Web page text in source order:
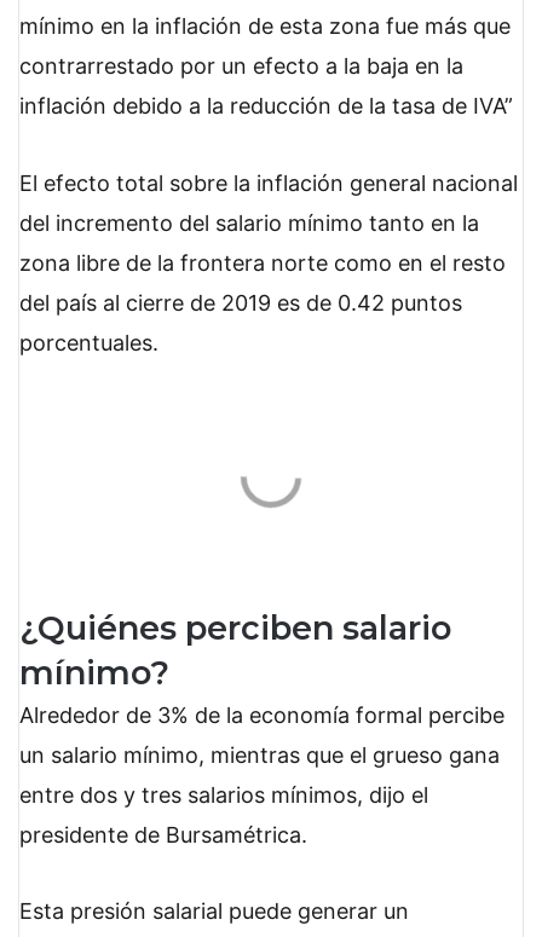
mínimo en la inflación de esta zona fue más que
contrarrestado por un efecto a la baja en la
inflación debido a la reducción de la tasa de IVA
El efecto total sobre la inflación general nacional
del incremento del salario mínimo tanto en la
zona libre de la frontera norte como en el resto
del país al cierre de 2019 es de 0.42 puntos
porcentuales.
¿Quiénes perciben salario
mínimo?
Alrededor de 3% de la economía formal percibe
un salario mínimo, mientras que el grueso gana
entre dos y tres salarios mínimos, dijo el
presidente de Bursamétrica.
Esta presión salarial puede generar un